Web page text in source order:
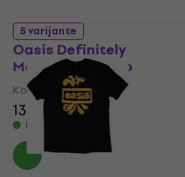
5 varijante
Oasis Definitely
Maybe Text Logo
Košulja
13,70 € 14 €
Na skladištu